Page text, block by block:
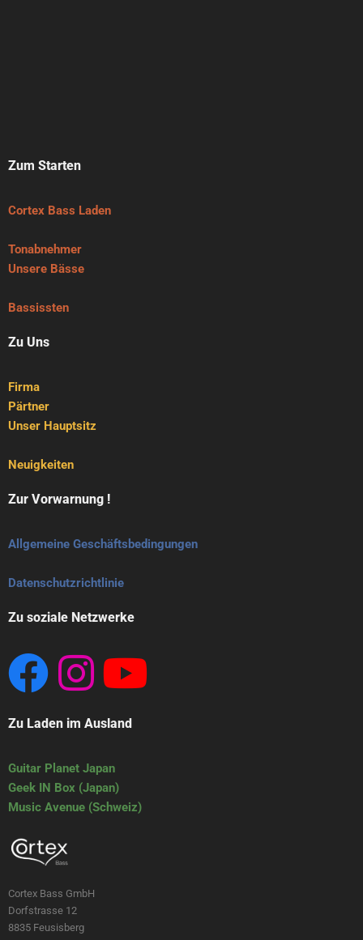
Zum Starten
Cortex Bass Laden
Tonabnehmer
Unsere Bässe
Bassissten
Zu Uns
Firma
Pärtner
Unser Hauptsitz
Neuigkeiten
Zur Vorwarnung !
Allgemeine Geschäftsbedingungen
Datenschutzrichtlinie
Zu soziale Netzwerke
Zu Laden im Ausland
Guitar Planet Japan
Geek IN Box (Japan)
Music Avenue (Schweiz)
Cortex Bass GmbH
Dorfstrasse 12
8835 Feusisberg